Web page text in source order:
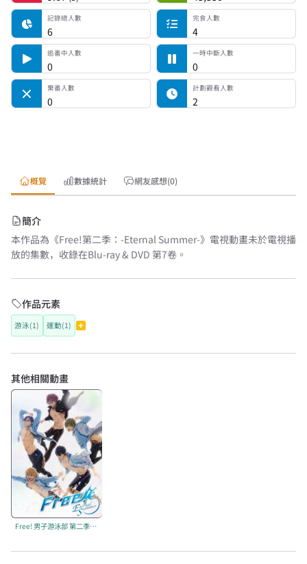
記錄總人數
6
完食人數
4
追番中人數
0
一時中斷人數
0
棄番人數
0
計劃觀看人數
2
概覽 數據統計 網友感想(0)
簡介
本作品為《Free!第二季：-Eternal Summer-》電視動畫未於電視播
放的集數，收錄在Blu-ray & DVD 第7卷。
作品元素
游泳(1) 運動(1)
其他相關動畫
Free! 男子游泳部 第二季：-Eternal Summer-